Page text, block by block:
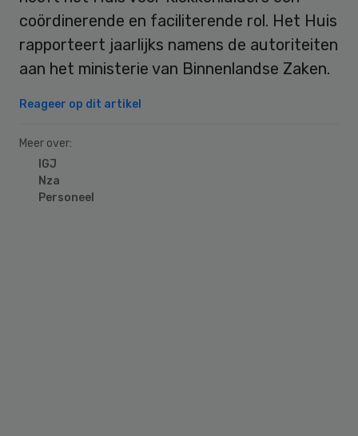
coördinerende en faciliterende rol. Het Huis
rapporteert jaarlijks namens de autoriteiten
aan het ministerie van Binnenlandse Zaken.
Reageer op dit artikel
Meer over:
IGJ
Nza
Personeel